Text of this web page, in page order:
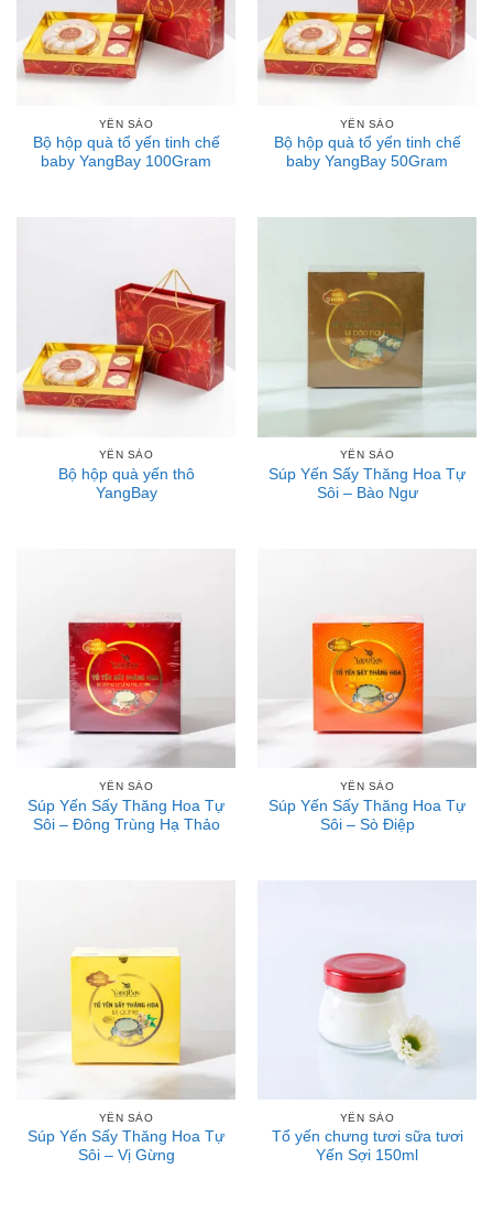
YẾN SÀO
Bộ hộp quà tổ yến tinh chế
baby YangBay 100Gram
YẾN SÀO
Bộ hộp quà tổ yến tinh chế
baby YangBay 50Gram
YẾN SÀO
Bộ hộp quà yến thô
YangBay
YẾN SÀO
Súp Yến Sấy Thăng Hoa Tự
Sôi – Bào Ngư
YẾN SÀO
Súp Yến Sấy Thăng Hoa Tự
Sôi – Đông Trùng Hạ Thảo
YẾN SÀO
Súp Yến Sấy Thăng Hoa Tự
Sôi – Sò Điệp
YẾN SÀO
Súp Yến Sấy Thăng Hoa Tự
Sôi – Vị Gừng
YẾN SÀO
Tổ yến chưng tươi sữa tươi
Yến Sợi 150ml